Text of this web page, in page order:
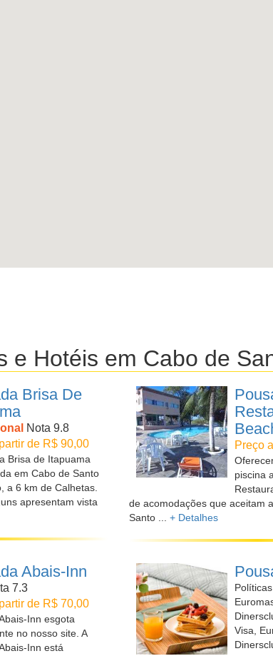
e Hotéis em Cabo de
Brisa De
Nota 9.8
de R$ 90,00
Brisa de Itapuama
em Cabo de Santo
a 6 km de Calhetas.
apresentam vista
Preço
piscina
de acomodações que aceitam
Santo ... + Detalhes
Abais-Inn
7.3
de R$ 70,00
Inn esgota
no nosso site. A
Inn está
Visa,